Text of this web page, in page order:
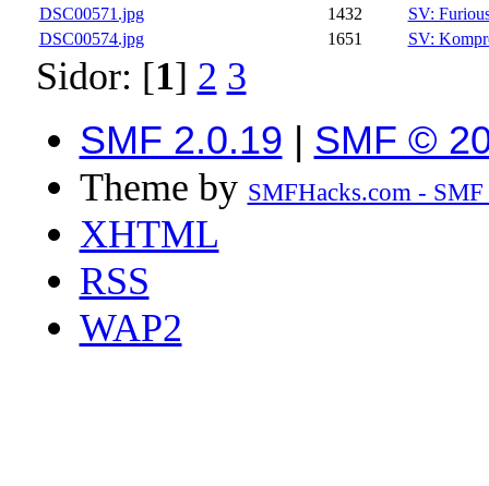
DSC00571.jpg
1432
SV:
DSC00574.jpg
1651 SV:
Sidor: [1] 2 3
SMF 2.0.19 | SMF ©
Theme by SMFHacks.com -
XHTML
RSS
WAP2